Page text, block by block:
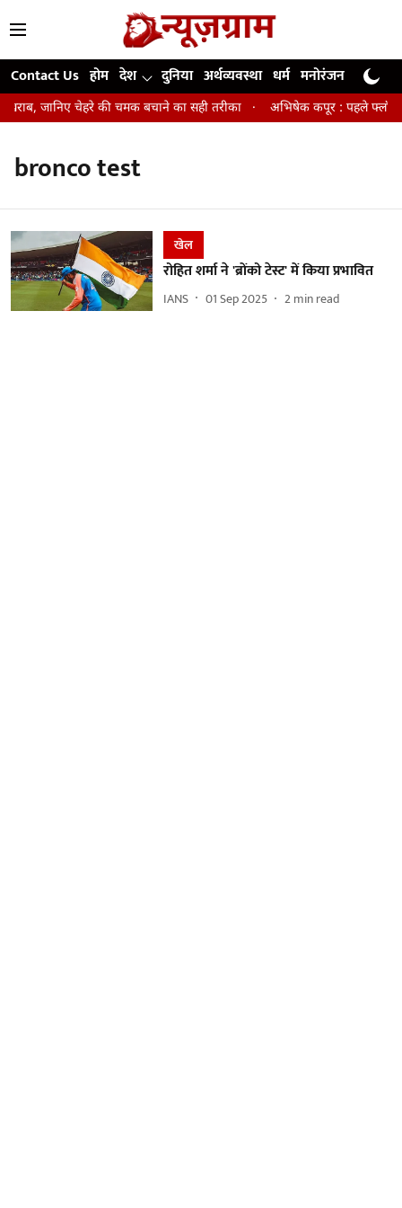
Contact Us होम देश दुनिया अर्थव्यवस्था धर्म मनोरंजन खेल
जानिए चेहरे की चमक बचाने का सही तरीका अभिषेक कपूर : पहले फ्लॉप
bronco test
खेल
रोहित शर्मा ने 'ब्रोंको टेस्ट' में किया प्रभावित
IANS 01 Sep 2025 2min read